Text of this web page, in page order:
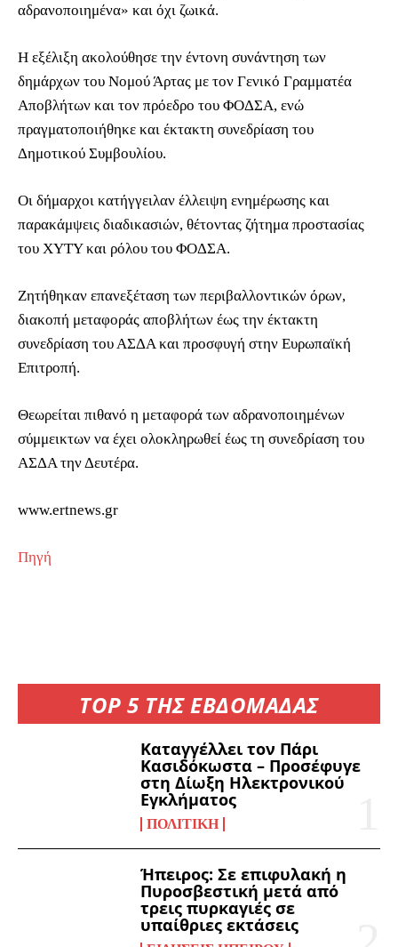
TOP 5 ΤΗΣ ΕΒΔΟΜΑΔΑΣ
Καταγγέλλει τον Πάρι
Κασιδόκωστα – Προσέφυγε
στη Δίωξη Ηλεκτρονικού
Εγκλήματος
ΠΟΛΙΤΙΚΉ
Ήπειρος: Σε επιφυλακή η
Πυροσβεστική μετά από
τρεις πυρκαγιές σε
υπαίθριες εκτάσεις
αδρανοποιημένα» και όχι ζωικά.
Η εξέλιξη ακολούθησε την έντονη συνάντηση των
δημάρχων του Νομού Άρτας με τον Γενικό Γραμματέα
Αποβλήτων και τον πρόεδρο του ΦΟΔΣΑ, ενώ
πραγματοποιήθηκε και έκτακτη συνεδρίαση του
Δημοτικού Συμβουλίου.
Οι δήμαρχοι κατήγγειλαν έλλειψη ενημέρωσης και
παρακάμψεις διαδικασιών, θέτοντας ζήτημα προστασίας
του ΧΥΤΥ και ρόλου του ΦΟΔΣΑ.
Ζητήθηκαν επανεξέταση των περιβαλλοντικών όρων,
διακοπή μεταφοράς αποβλήτων έως την έκτακτη
συνεδρίαση του ΑΣΔΑ και προσφυγή στην Ευρωπαϊκή
Επιτροπή.
Θεωρείται πιθανό η μεταφορά των αδρανοποιημένων
σύμμεικτων να έχει ολοκληρωθεί έως τη συνεδρίαση του
ΑΣΔΑ την Δευτέρα.
www.ertnews.gr
Πηγή